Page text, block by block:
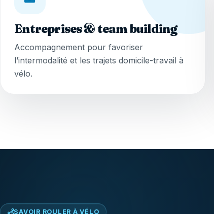
Entreprises & team building
Accompagnement pour favoriser
l’intermodalité et les trajets domicile-travail à
vélo.
SAVOIR ROULER À VÉLO